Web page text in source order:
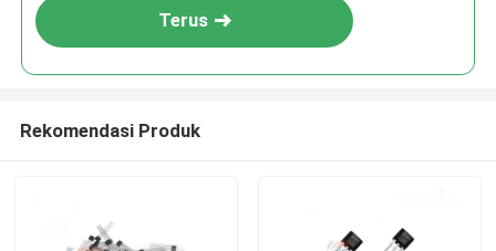
Terus
Rekomendasi Produk